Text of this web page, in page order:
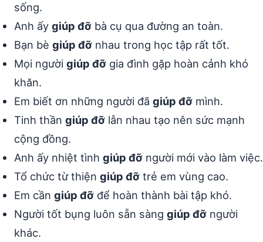
sống.
Anh ấy giúp đỡ bà cụ qua đường an toàn.
Bạn bè giúp đỡ nhau trong học tập rất tốt.
Mọi người giúp đỡ gia đình gặp hoàn cảnh khó
khăn.
Em biết ơn những người đã giúp đỡ mình.
Tinh thần giúp đỡ lẫn nhau tạo nên sức mạnh
cộng đồng.
Anh ấy nhiệt tình giúp đỡ người mới vào làm việc.
Tổ chức từ thiện giúp đỡ trẻ em vùng cao.
Em cần giúp đỡ để hoàn thành bài tập khó.
Người tốt bụng luôn sẵn sàng giúp đỡ người
khác.